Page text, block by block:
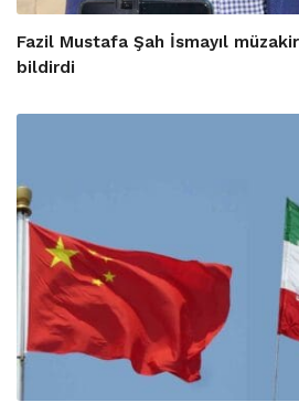
Fazil Mustafa Şah İsmayıl
bildirdi